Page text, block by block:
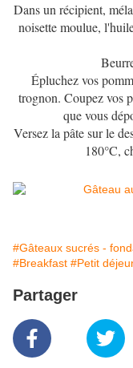
Dans un récipient,
noisette moulue,
Épluchez vos
trognon. Coupez vos
que vous
Versez la pâte sur le
180°C,
#Gâteaux sucrés -
#Breakfast #Petit
Partager